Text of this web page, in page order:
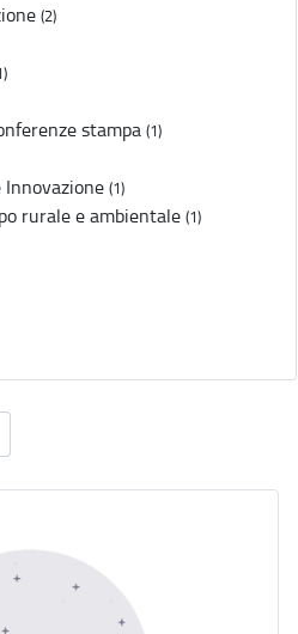
(2)
stampa (1)
(1)
rurale e ambientale (1)